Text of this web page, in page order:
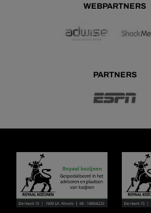
WEBPARTNERS
PARTNERS